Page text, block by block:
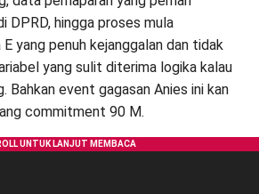
DPRD, hingga proses mula
yang penuh kejanggalan dan tidak
yang sulit diterima logika kalau
Bahkan event gagasan Anies ini kan
commitment 90 M.